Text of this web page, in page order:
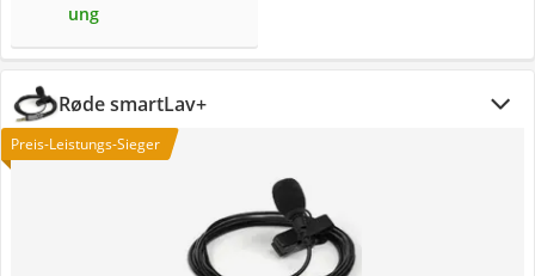
ung
Røde smartLav+
Preis-Leistungs-Sieger